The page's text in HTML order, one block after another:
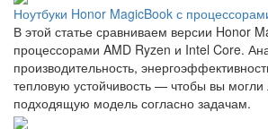
Ноутбуки Honor MagicBook с
В этой статье сравниваем версии Honor
процессорами AMD Ryzen и Intel Core.
производительность,
тепловую устойчивость — чтобы вы могли
подходящую модель согласно задачам.